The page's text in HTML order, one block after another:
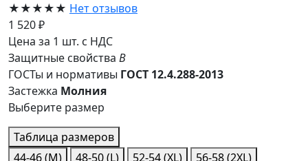
★★★★★ Нет отзывов
1 520 ₽
Цена за 1 шт. с НДС
Защитные свойства В
ГОСТы и нормативы ГОСТ 12.4.288-2013
Застежка Молния
Выберите размер
Таблица размеров
44-46 (M)
48-50 (L) 52-54 (XL)
56-58 (2XL)